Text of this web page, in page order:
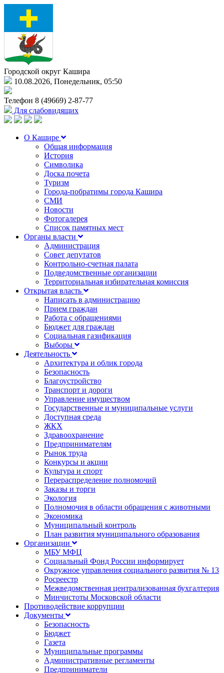
Городской округ Кашира
10.08.2026, Понедельник, 05:50
Телефон 8 (49669) 2-87-77
Для слабовидящих
О Кашире
Общая информация
История
Символика
Доска почета
Туризм
Города-побратимы города Кашира
СМИ
Новости
Фотогалерея
Список памятных мест
Органы власти
Администрация
Совет депутатов
Контрольно-счетная палата
Подведомственные организации
Территориальная избирательная комиссия
Открытая власть
Написать в администрацию
Прием граждан
Работа с обращениями
Бюджет для граждан
Социальная газификация
Выборы
Деятельность
Архитектура и облик города
Безопасность
Благоустройство
Транспорт и дороги
Управление имуществом
Государственные и муниципальные услуги
Доступная среда
ЖКХ
Здравоохранение
Предпринимателям
Рынок труда
Конкурсы и акции
Культура и спорт
Перераспределение полномочий
Заказы и торги
Экология
Полномочия в области обращения с животными
Экономика
Муниципальный контроль
План развития муниципального образования
Организации
МБУ МФЦ
Социальный Фонд России информирует
Окружное управления социального развития № 13
Росреестр
Межведомственная централизованная бухгалтерия
Минчистоты Московской области
Противодействие коррупции
Документы
Безопасность
Бюджет
Газета
Муниципальные программы
Административные регламенты
Предприниматели